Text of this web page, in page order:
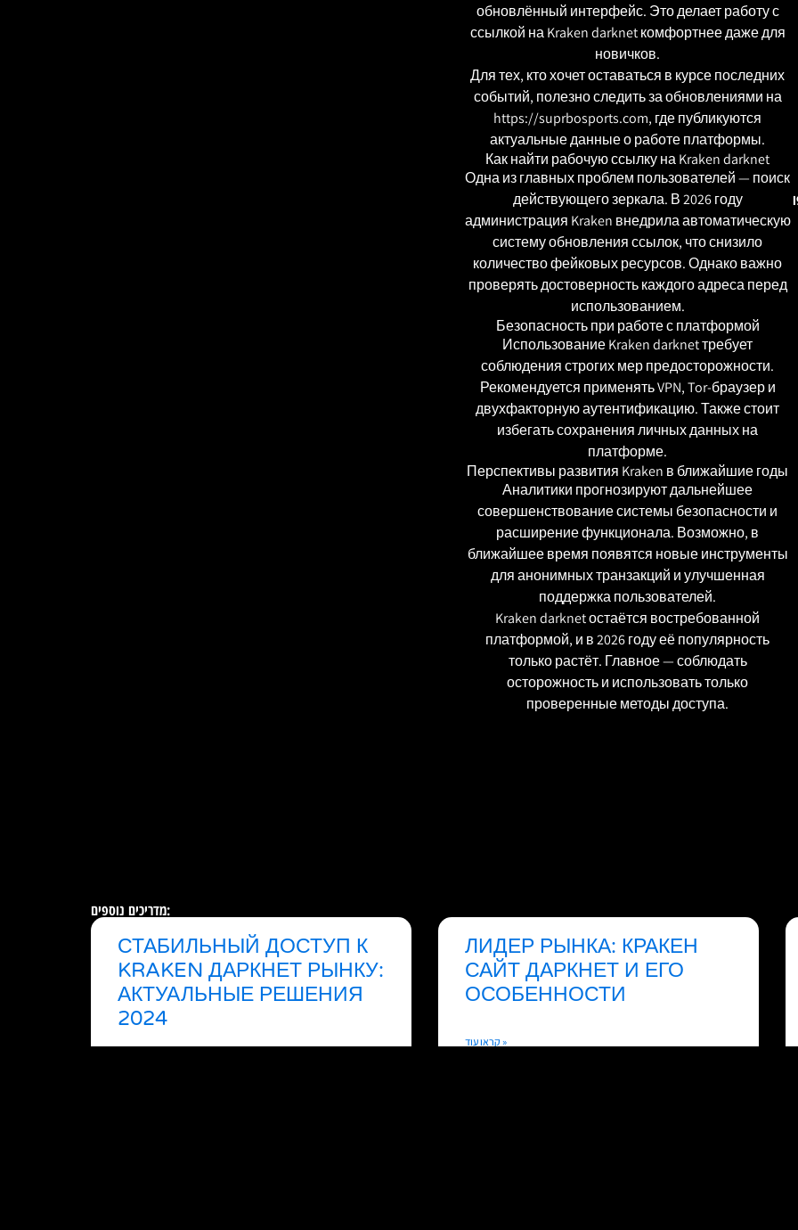
обновлённый интерфейс. Это делает работу с
ссылкой на Kraken darknet комфортнее даже для
новичков.
Для тех, кто хочет оставаться в курсе последних
событий, полезно следить за обновлениями на
https://suprbosports.com, где публикуются
актуальные данные о работе платформы.
Как найти рабочую ссылку на Kraken darknet
Одна из главных проблем пользователей — поиск
действующего зеркала. В 2026 году
администрация Kraken внедрила автоматическую
систему обновления ссылок, что снизило
количество фейковых ресурсов. Однако важно
проверять достоверность каждого адреса перед
использованием.
Безопасность при работе с платформой
Использование Kraken darknet требует
соблюдения строгих мер предосторожности.
Рекомендуется применять VPN, Tor-браузер и
двухфакторную аутентификацию. Также стоит
избегать сохранения личных данных на
платформе.
Перспективы развития Kraken в ближайшие годы
Аналитики прогнозируют дальнейшее
совершенствование системы безопасности и
расширение функционала. Возможно, в
ближайшее время появятся новые инструменты
для анонимных транзакций и улучшенная
поддержка пользователей.
Kraken darknet остаётся востребованной
платформой, и в 2026 году её популярность
только растёт. Главное — соблюдать
осторожность и использовать только
проверенные методы доступа.
מדריכים נוספים:
СТАБИЛЬНЫЙ ДОСТУП К
KRAKEN ДАРКНЕТ РЫНКУ:
АКТУАЛЬНЫЕ РЕШЕНИЯ
2024
ЛИДЕР РЫНКА: КРАКЕН
САЙТ ДАРКНЕТ И ЕГО
ОСОБЕННОСТИ
קראו עוד »